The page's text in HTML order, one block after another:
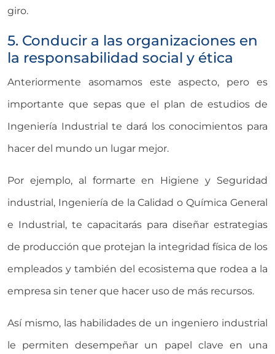
giro.
5. Conducir a las organizaciones en
la responsabilidad social y ética
Anteriormente asomamos este aspecto, pero es
importante que sepas que el plan de estudios de
Ingeniería Industrial te dará los conocimientos para
hacer del mundo un lugar mejor.
Por ejemplo, al formarte en Higiene y Seguridad
industrial, Ingeniería de la Calidad o Química General
e Industrial, te capacitarás para diseñar estrategias
de producción que protejan la integridad física de los
empleados y también del ecosistema que rodea a la
empresa sin tener que hacer uso de más recursos.
Así mismo, las habilidades de un ingeniero industrial
le permiten desempeñar un papel clave en una